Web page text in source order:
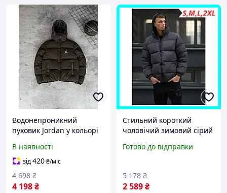
Водонепроникний
пуховик Jordan у кольорі
куртка Джордан з
логотипом, Молодіжні
стильні курточки з
капюшоном
В наявності
від420₴/міс
4 198₴
4 698 ₴
Стильний короткий
чоловічий зимовий сірий
Модна молодіжна гарна
пуховик сірого кольору
Готово до відправки
2 589₴
5 178 ₴